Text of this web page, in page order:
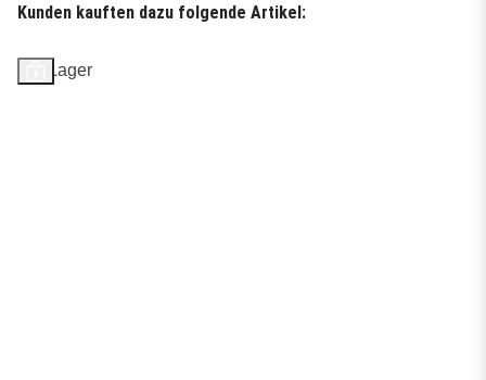
Kunden kauften dazu folgende Artikel:
Auf Lager